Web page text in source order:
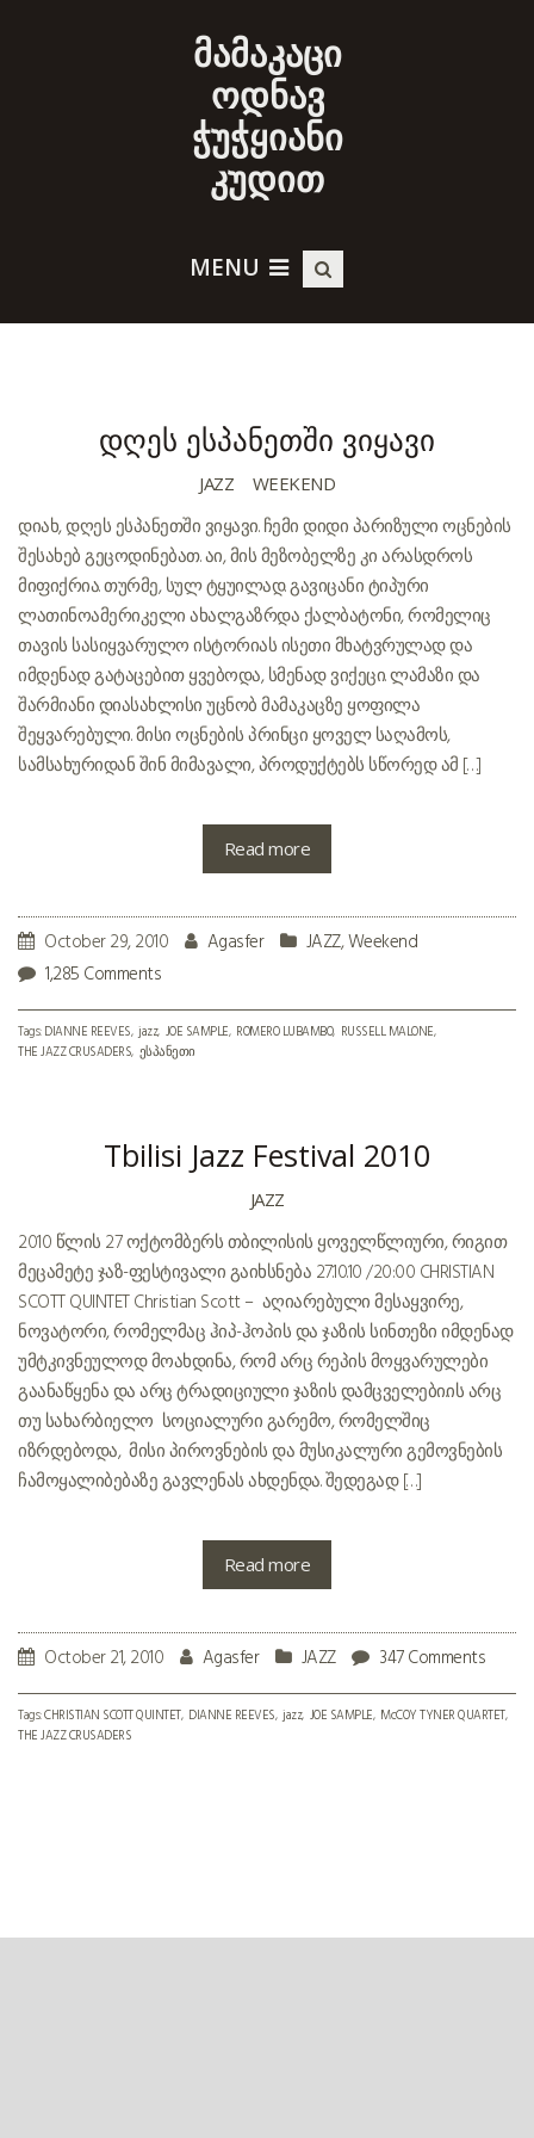
მამაკაცი
ოდნავ
ჭუჭყიანი
კუდით
MENU
დღეს ესპანეთში ვიყავი
JAZZ WEEKEND
დიახ, დღეს ესპანეთში ვიყავი. ჩემი დიდი პარიზული ოცნების
შესახებ გეცოდინებათ. აი, მის მეზობელზე კი არასდროს
მიფიქრია. თურმე, სულ ტყუილად. გავიცანი ტიპური
ლათინოამერიკელი ახალგაზრდა ქალბატონი, რომელიც
თავის სასიყვარულო ისტორიას ისეთი მხატვრულად და
იმდენად გატაცებით ყვებოდა, სმენად ვიქეცი. ლამაზი და
შარმიანი დიასახლისი უცნობ მამაკაცზე ყოფილა
შეყვარებული. მისი ოცნების პრინცი ყოველ საღამოს,
სამსახურიდან შინ მიმავალი, პროდუქტებს სწორედ ამ […]
Read more
October 29, 2010 Agasfer JAZZ,Weekend
1,285 Comments
Tags: DIANNE REEVES jazz JOE SAMPLE ROMERO LUBAMBO RUSSELL MALONE
THE JAZZ CRUSADERS ესპანეთი
Tbilisi Jazz Festival 2010
JAZZ
2010 წლის 27 ოქტომბერს თბილისის ყოველწლიური, რიგით
მეცამეტე ჯაზ-ფესტივალი გაიხსნება 27.10.10 /20:00 CHRISTIAN
SCOTT QUINTET Christian Scott – აღიარებული მესაყვირე,
ნოვატორი, რომელმაც ჰიპ-ჰოპის და ჯაზის სინთეზი იმდენად
უმტკივნეულოდ მოახდინა, რომ არც რეპის მოყვარულები
გაანაწყენა და არც ტრადიციული ჯაზის დამცველები.ის არც
თუ სახარბიელო სოციალური გარემო, რომელშიც
იზრდებოდა, მისი პიროვნების და მუსიკალური გემოვნების
ჩამოყალიბებაზე გავლენას ახდენდა. შედეგად […]
Read more
October 21, 2010 Agasfer JAZZ 347 Comments
Tags:CHRISTIAN SCOTT QUINTET DIANNE REEVES jazz JOE SAMPLE McCOY TYNER QUARTET
THE JAZZ CRUSADERS